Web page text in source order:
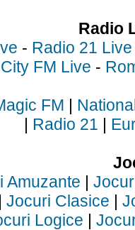
Radio
- Radio 21 Live
City FM Live -
FM |
| Radio 21 |
Amuzante |
| Jocuri Clasice |
Logice |